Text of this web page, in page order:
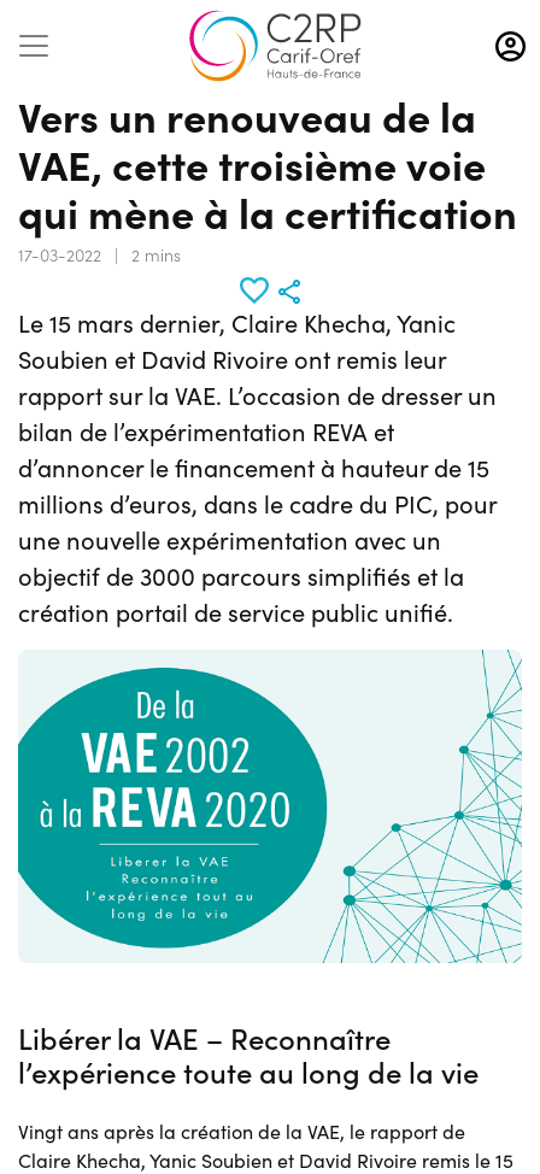
Aller
au
contenu
Vers un renouveau de la
VAE, cette troisième voie
qui mène à la certification
17-03-2022 | 2 mins
Le 15 mars dernier, Claire Khecha, Yanic
Soubien et David Rivoire ont remis leur
rapport sur la VAE. L’occasion de dresser un
bilan de l’expérimentation REVA et
d’annoncer le financement à hauteur de 15
millions d’euros, dans le cadre du PIC, pour
une nouvelle expérimentation avec un
objectif de 3000 parcours simplifiés et la
création portail de service public unifié.
Libérer la VAE – Reconnaître
l’expérience toute au long de la vie
Vingt ans après la création de la VAE, le rapport de
Claire Khecha, Yanic Soubien et David Rivoire remis le 15